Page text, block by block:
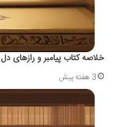
خلاصه کتاب پیامبر و رازهای
3 هفته پیش